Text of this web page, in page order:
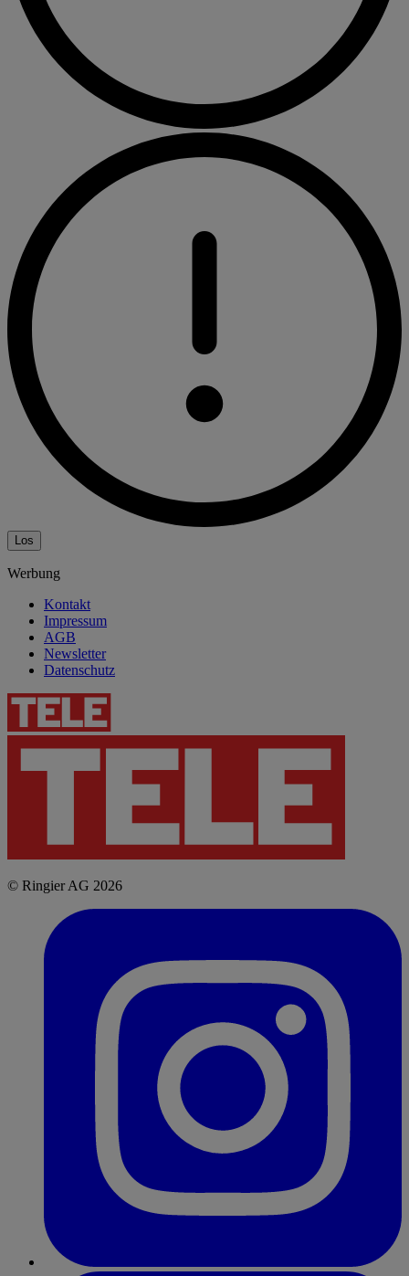
Los
Werbung
Kontakt
Impressum
AGB
Newsletter
Datenschutz
© Ringier AG 2026